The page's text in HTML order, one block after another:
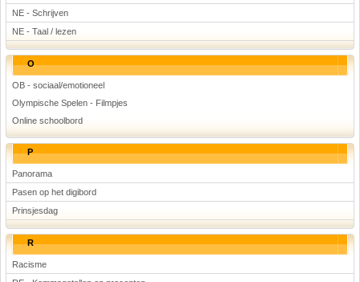
NE - Schrijven
NE - Taal / lezen
O
OB - sociaal/emotioneel
Olympische Spelen - Filmpjes
Online schoolbord
P
Panorama
Pasen op het digibord
Prinsjesdag
R
Racisme